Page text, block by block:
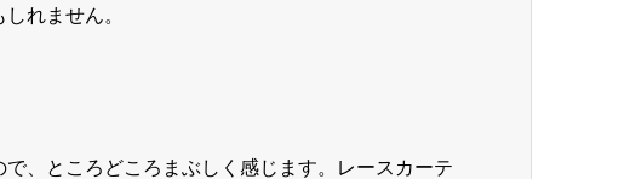
れません。
、ところどころまぶしく感じます。レースカーテ